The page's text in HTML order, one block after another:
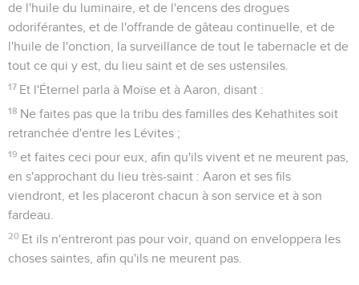
de l'huile du luminaire, et de l'encens des drogues
odoriférantes, et de l'offrande de gâteau continuelle, et de
l'huile de l'onction, la surveillance de tout le tabernacle et de
tout ce qui y est, du lieu saint et de ses ustensiles.
17 Et l'Éternel parla à Moïse et à Aaron, disant :
18 Ne faites pas que la tribu des familles des Kehathites soit
retranchée d'entre les Lévites ;
19 et faites ceci pour eux, afin qu'ils vivent et ne meurent pas,
en s'approchant du lieu très-saint : Aaron et ses fils
viendront, et les placeront chacun à son service et à son
fardeau.
20 Et ils n'entreront pas pour voir, quand on enveloppera les
choses saintes, afin qu'ils ne meurent pas.